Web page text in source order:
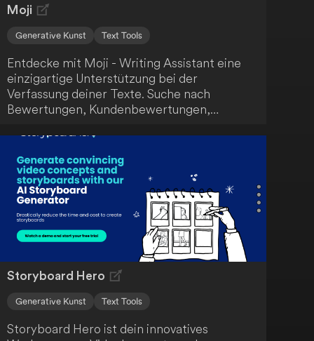
Moji
Generative Kunst Text Tools
Entdecke mit Moji - Writing Assistant eine
einzigartige Unterstützung bei der
Verfassung deiner Texte. Suche nach
Bewertungen, Kundenbewertungen,
Schreibaufgaben effizient zu erledigen.
Storyboard Hero
Generative Kunst Text Tools
Storyboard Hero ist dein innovatives